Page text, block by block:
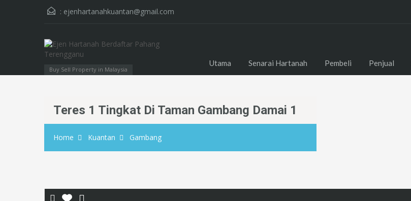
: ejenhartanahkuantan@gmail.com
Buy Sell Property in Malaysia
Utama Senarai Hartanah Pembeli Penjual
Teres 1 Tingkat Di Taman Gambang Damai 1
Home Kuantan Gambang